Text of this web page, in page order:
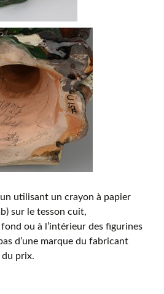
utilisant un crayon à papier
sur le tesson cuit,
ou à l’intérieur des figurines
d’une marque du fabricant
du prix.